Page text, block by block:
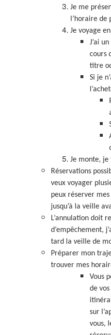
Je me
l’horaire
Je voyage
J’ai
cours
titre
Si je
Je monte, je
Réservations
veux voyager
peux réserver
jusqu’à la veille
L’annulation doit
d’empêchement,
tard la veille de
Préparer mon
trouver mes
Vous
de
sur
vous,